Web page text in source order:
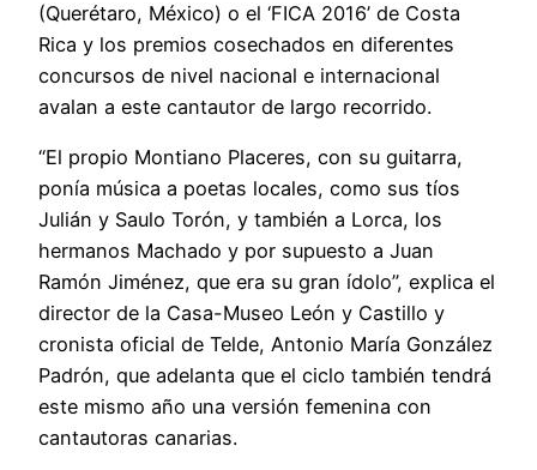
(Querétaro, México) o el ‘FICA 2016’ de Costa
Rica y los premios cosechados en diferentes
concursos de nivel nacional e internacional
avalan a este cantautor de largo recorrido.
“El propio Montiano Placeres, con su guitarra,
ponía música a poetas locales, como sus tíos
Julián y Saulo Torón, y también a Lorca, los
hermanos Machado y por supuesto a Juan
Ramón Jiménez, que era su gran ídolo”, explica el
director de la Casa-Museo León y Castillo y
cronista oficial de Telde, Antonio María González
Padrón, que adelanta que el ciclo también tendrá
este mismo año una versión femenina con
cantautoras canarias.